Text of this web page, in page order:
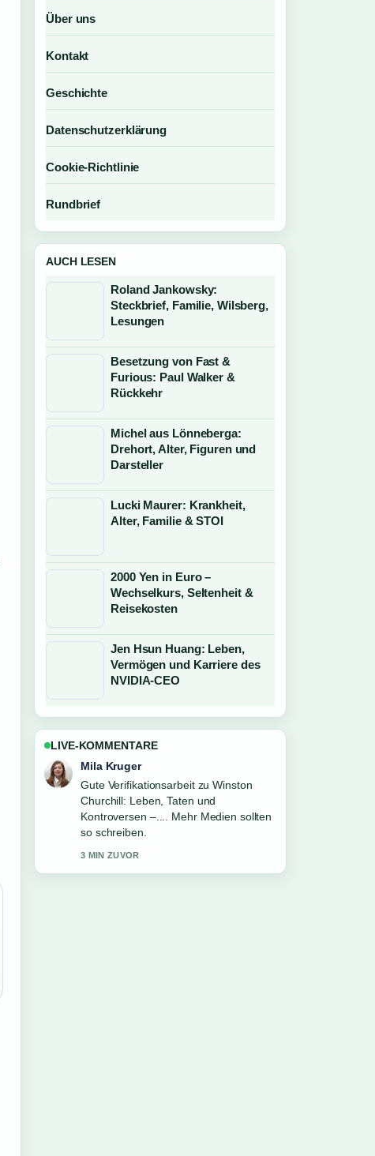
Über uns
Kontakt
Geschichte
Datenschutzerklärung
Cookie-Richtlinie
Rundbrief
AUCH LESEN
Roland Jankowsky:
Steckbrief, Familie, Wilsberg,
Lesungen
Besetzung von Fast &
Furious: Paul Walker &
Rückkehr
Michel aus Lönneberga:
Drehort, Alter, Figuren und
Darsteller
Lucki Maurer: Krankheit,
Alter, Familie & STOI
2000 Yen in Euro –
Wechselkurs, Seltenheit &
Reisekosten
Jen Hsun Huang: Leben,
Vermögen und Karriere des
NVIDIA-CEO
LIVE-KOMMENTARE
Jonas Wagner
Starke Einordnung zu Manuel Fettner:
Freundin, Trennung &#038;
Karriereende. Das ist die klarste
Zusammenfassung, die ich heute